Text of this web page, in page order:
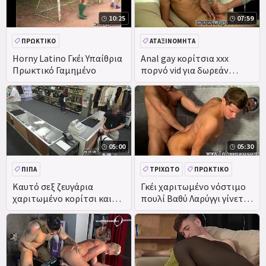
10:25
Horny Latino Γκέι Υπαίθρια
Πρωκτικό Γαμημένο
ΠΡΩΚΤΙΚΌ
ΑΥΝΑΝΙΣΜΌΣ ΣΤΟ ΠΡΌΣΩΠΟ
ΚΏΛΟ
ΠΊΠΑ
07:59
Anal gay κορίτσια xxx
πορνό vid για δωρεάν
downloads και άκοπα
παλικάρι
ΑΤΑΞΙΝΌΜΗΤΑ
05:00
Καυτό σεξ ζευγάρια
χαριτωμένο κορίτσι και
γκέι γαμημένο υγρό
καμπούρα ταινίες Κίνα
Βαθύ Λαρύγγι
ΠΊΠΑ
05:30
Γκέι χαριτωμένο νόστιμο
πουλί Βαθύ Λαρύγγι γίνεται
Πρωκτικό
ΤΡΙΧΩΤΌ
ΠΡΩΚΤΙΚΌ
DEEPTHROAT